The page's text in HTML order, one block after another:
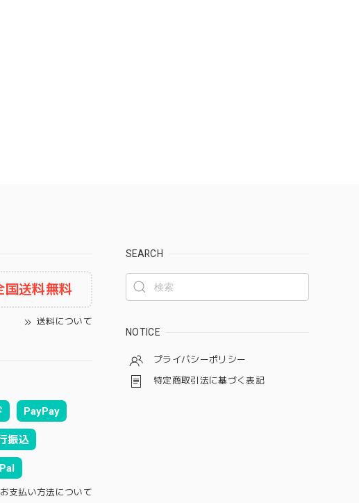
国送料無料
送料について
PayPay
振込
お支払い方法について
SEARCH
NOTICE
プライバシーポリシー
特定商取引法に基づく表記